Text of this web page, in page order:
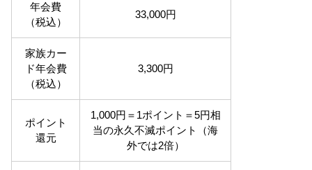
年会費
（税込）
33,000円
家族カー
ド年会費
（税込）
3,300円
ポイント
還元
1,000円＝1ポイント＝5円相
当の永久不滅ポイント（海
外では2倍）